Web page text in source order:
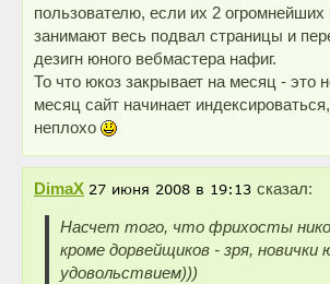
пользователю, если их 2 огромнейших
занимают весь подвал страницы и
дезигн юного вебмастера нафиг.
То что юкоз закрывает на месяц - это
месяц сайт начинает
неплохо
DimaX сказал:
Насчет того, что фрихосты
кроме дорвейщиков - зря,
удовольствием)))